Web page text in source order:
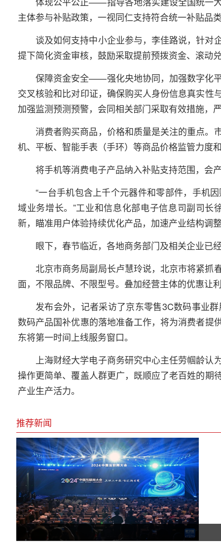
主体参与补贴政策，一视同仁支持符合统一补贴品
谈及如何支持中小企业参与，李佳路说，针对
提下简化资金审核，鼓励采取提前预拨资金、滚动
保障资金安全——强化央地协同，加强数字化
交叉核验和比对印证，确保购买人身份信息真实
加强监测预测预警，会同相关部门采取有效措施，
消费者购买商品，价格和质量是关注的重点。
机、平板、智能手表（手环）等商品价格监管力度
将手机等消费电子产品纳入补贴支持范围，会
“一台手机包含上千个元器件和零部件，手机
域业务增长。”工业和信息化部电子信息司副司
新，瞄准用户体验持续优化产品，加速产业结构调
眼下，春节临近，各地商务部门及相关企业已
北京市商务局副局长卢慧玲说，北京市将紧抓
面，不限品牌、不限型号。叠加经营主体的优惠让
发布会外，记者采访了京东零售3C数码事业
数码产品国补优惠的落地准备工作，将为消费者
东将第一时间上线服务窗口。
上海财经大学电子商务研究中心主任劳帼龄
操作更简单、覆盖人群更广，既顺应了老百姓的期
产业生产活力。
推荐新闻